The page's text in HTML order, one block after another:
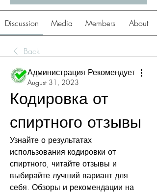
Discussion Media Members About
Back
Администрация Рекомендует
August 31, 2023
Кодировка от
спиртного отзывы
Узнайте о результатах
использования кодировки от
спиртного, читайте отзывы и
выбирайте лучший вариант для
себя. Обзоры и рекомендации на